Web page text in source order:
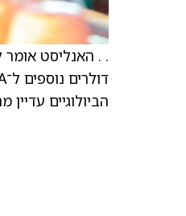
. . האנליסט אומר
הביולוגיים